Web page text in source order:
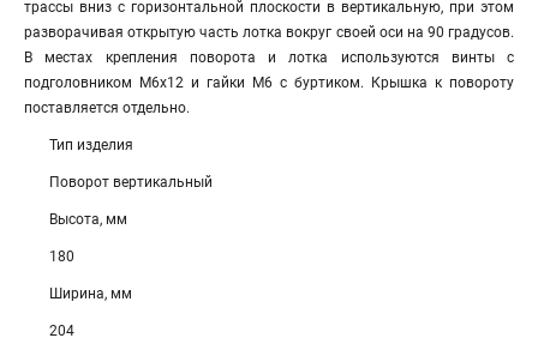
трассы вниз с горизонтальной плоскости в вертикальную, при этом
разворачивая открытую часть лотка вокруг своей оси на 90 градусов.
В местах крепления поворота и лотка используются винты с
подголовником М6х12 и гайки М6 с буртиком. Крышка к повороту
поставляется отдельно.
Тип изделия
Поворот вертикальный
Высота, мм
180
Ширина, мм
204